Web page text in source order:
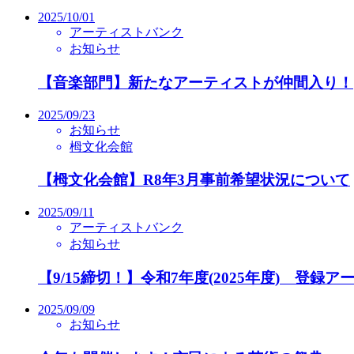
2025/10/01
アーティストバンク
お知らせ
【音楽部門】新たなアーティストが仲間入り！
2025/09/23
お知らせ
栂文化会館
【栂文化会館】R8年3月事前希望状況について
2025/09/11
アーティストバンク
お知らせ
【9/15締切！】令和7年度(2025年度) 登録ア
2025/09/09
お知らせ